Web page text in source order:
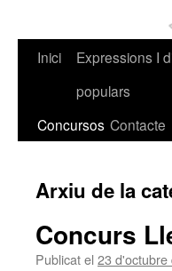
Vés
contingut
Inici
Expressions I
populars
Concursos Contacte
Arxiu de la
Concurs
Publicat el 23 d'octubre